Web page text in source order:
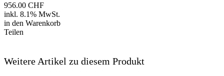
956.00 CHF
inkl. 8.1% MwSt.
in den Warenkorb
Teilen
Weitere Artikel zu diesem Produkt